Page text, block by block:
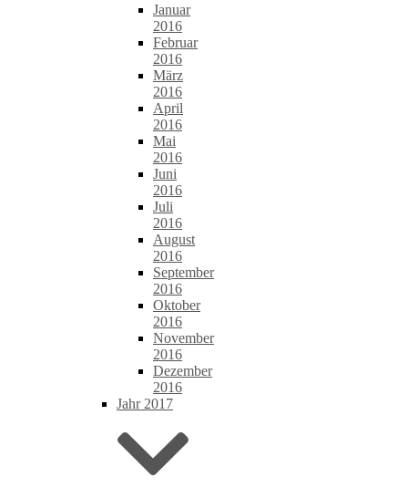
Januar
2016
Februar
2016
März
2016
April
2016
Mai
2016
Juni
2016
Juli
2016
August
2016
September
2016
Oktober
2016
November
2016
Dezember
2016
Jahr 2017